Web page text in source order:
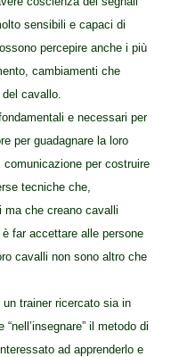
sensibili e capaci di
percepire anche i più
cambiamenti che
cavallo.
e necessari per
per guadagnare la loro
per costruire
tecniche che,
ma che creano cavalli
far accettare alle persone
cavalli non sono altro che
trainer ricercato sia in
il metodo di
ad apprenderlo e